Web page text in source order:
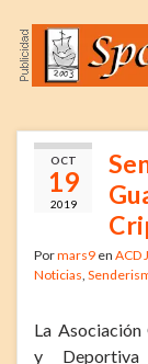
OCT
19
2019
Pormars9 en ACD
Noticias
La Asociación
y Deportiva